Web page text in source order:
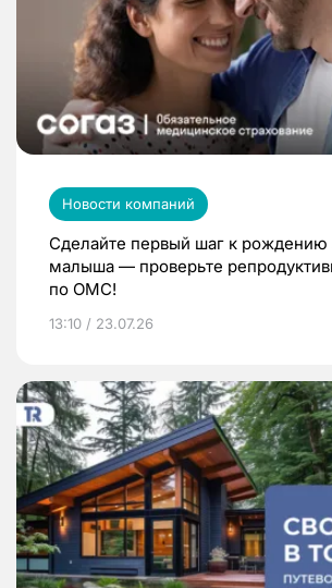
Новости компаний
Сделайте первый шаг к рождению
малыша — проверьте
по ОМС!
13:10 / 23.07.26